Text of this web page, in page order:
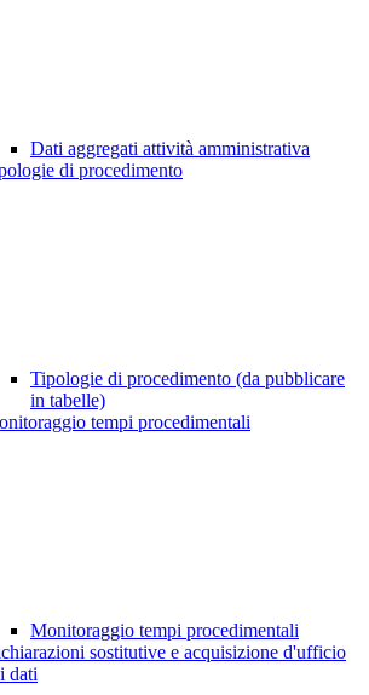
Dati aggregati attività amministrativa
di procedimento
Tipologie di procedimento (da pubblicare
in tabelle)
tempi procedimentali
Monitoraggio tempi procedimentali
sostitutive e acquisizione d'ufficio
dati